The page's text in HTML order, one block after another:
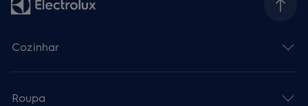
Cozinhar
Roupa